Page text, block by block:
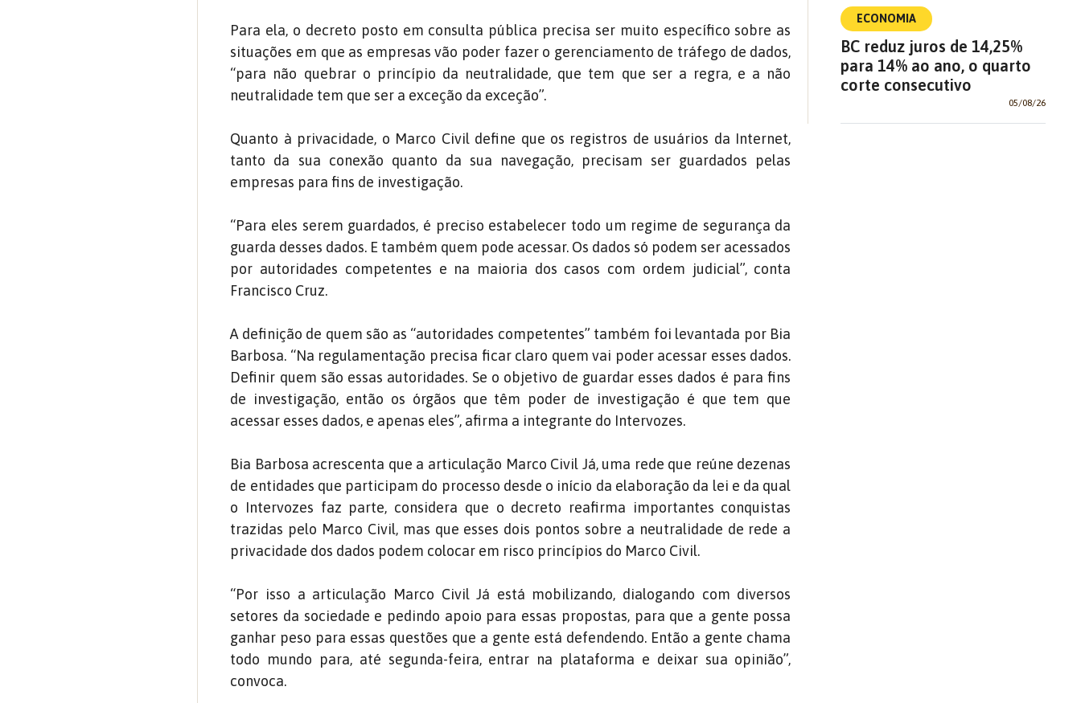
Para ela, o decreto posto em consulta pública precisa ser muito específico sobre as
situações em que as empresas vão poder fazer o gerenciamento de tráfego de dados,
“para não quebrar o princípio da neutralidade, que tem que ser a regra, e a não
neutralidade tem que ser a exceção da exceção”.
Quanto à privacidade, o Marco Civil define que os registros de usuários da Internet,
tanto da sua conexão quanto da sua navegação, precisam ser guardados pelas
empresas para fins de investigação.
“Para eles serem guardados, é preciso estabelecer todo um regime de segurança da
guarda desses dados. E também quem pode acessar. Os dados só podem ser acessados
por autoridades competentes e na maioria dos casos com ordem judicial”, conta
Francisco Cruz.
A definição de quem são as “autoridades competentes” também foi levantada por Bia
Barbosa. “Na regulamentação precisa ficar claro quem vai poder acessar esses dados.
Definir quem são essas autoridades. Se o objetivo de guardar esses dados é para fins
de investigação, então os órgãos que têm poder de investigação é que tem que
acessar esses dados, e apenas eles”, afirma a integrante do Intervozes.
Bia Barbosa acrescenta que a articulação Marco Civil Já, uma rede que reúne dezenas
de entidades que participam do processo desde o início da elaboração da lei e da qual
o Intervozes faz parte, considera que o decreto reafirma importantes conquistas
trazidas pelo Marco Civil, mas que esses dois pontos sobre a neutralidade de rede a
privacidade dos dados podem colocar em risco princípios do Marco Civil.
“Por isso a articulação Marco Civil Já está mobilizando, dialogando com diversos
setores da sociedade e pedindo apoio para essas propostas, para que a gente possa
ganhar peso para essas questões que a gente está defendendo. Então a gente chama
todo mundo para, até segunda-feira, entrar na plataforma e deixar sua opinião”,
convoca.
ECONOMIA
BC reduz juros de 14,25%
para 14% ao ano, o quarto
corte consecutivo
05/08/26